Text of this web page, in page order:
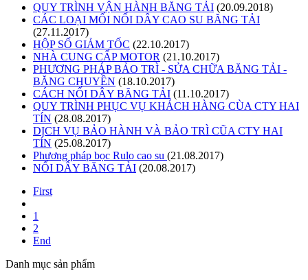
QUY TRÌNH VẬN HÀNH BĂNG TẢI (20.09.2018)
CÁC LOẠI MỐI NỐI DÂY CAO SU BĂNG TẢI
(27.11.2017)
HỘP SỐ GIẢM TỐC (22.10.2017)
NHÀ CUNG CẤP MOTOR (21.10.2017)
PHƯƠNG PHÁP BẢO TRÌ - SỬA CHỮA BĂNG TẢI -
BĂNG CHUYỀN (18.10.2017)
CÁCH NỐI DÂY BĂNG TẢI (11.10.2017)
QUY TRÌNH PHỤC VỤ KHÁCH HÀNG CÙA CTY HAI
TÍN (28.08.2017)
DỊCH VỤ BẢO HÀNH VÀ BẢO TRÌ CŨA CTY HAI
TÍN (25.08.2017)
Phương pháp bọc Rulo cao su (21.08.2017)
NỐI DÂY BĂNG TẢI (20.08.2017)
First
1
2
End
Danh mục sản phẩm